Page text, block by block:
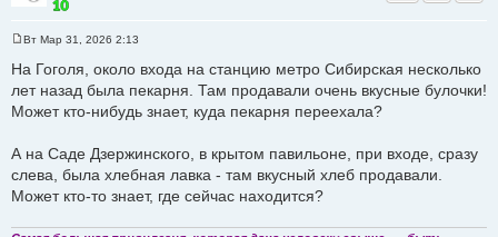
о
б
е
е
Вт Мар 31, 2026 2:13
На Гоголя, около входа на станцию метро Сибирская несколько
лет назад была пекарня. Там продавали очень вкусные булочки!
Может кто-нибудь знает, куда пекарня переехала?
А на Саде Дзержинского, в крытом павильоне, при входе, сразу
слева, была хлебная лавка - там вкусный хлеб продавали.
Может кто-то знает, где сейчас находится?